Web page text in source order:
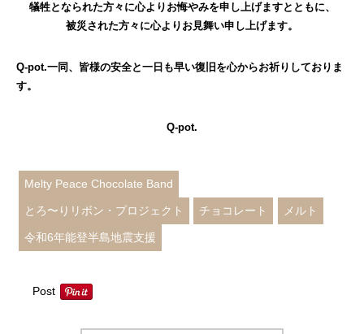
犠牲となられた方々に心よりお悔やみを申し上げますとともに、
被災された方々に心よりお見舞い申し上げます。
Q-pot.一同、皆様の安全と一日も早い復旧を心からお祈りしておりま
す。
Q-pot.
Melty Peace Chocolate Band
とろ〜りリボン・プロジェクト チョコレート メルト
令和6年能登半島地震支援
Post